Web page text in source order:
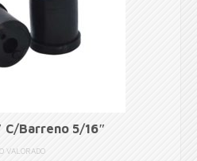
C/Barreno 5/16″
VALORADO